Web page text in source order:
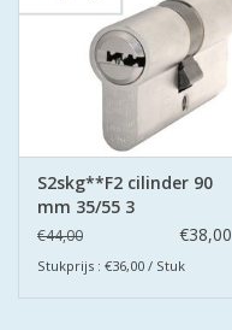
S2skg**F2 cilinder 90
mm 35/55 3
keersleutels
€44,00 €38,00
Stukprijs : €36,00 / Stuk